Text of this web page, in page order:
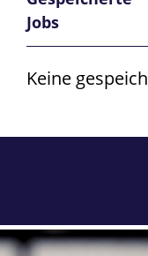
Jobs
Keine